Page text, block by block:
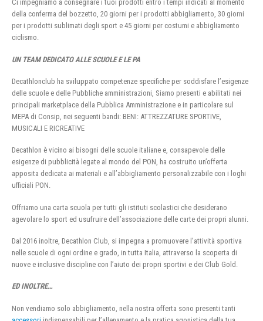
Ci impegniamo a consegnare i tuoi prodotti entro i tempi indicati al momento
della conferma del bozzetto, 20 giorni per i prodotti abbigliamento, 30 giorni
per i prodotti sublimati degli sport e 45 giorni per costumi e abbigliamento
ciclismo.
UN TEAM DEDICATO ALLE SCUOLE E LE PA
Decathlonclub ha sviluppato competenze specifiche per soddisfare l’esigenze
delle scuole e delle Pubbliche amministrazioni, Siamo presenti e abilitati nei
principali marketplace della Pubblica Amministrazione e in particolare sul
MEPA di Consip, nei seguenti bandi: BENI: ATTREZZATURE SPORTIVE,
MUSICALI E RICREATIVE
Decathlon è vicino ai bisogni delle scuole italiane e, consapevole delle
esigenze di pubblicità legate al mondo del PON, ha costruito un’offerta
apposita dedicata ai materiali e all’abbigliamento personalizzabile con i loghi
ufficiali PON.
Offriamo una carta scuola per tutti gli istituti scolastici che desiderano
agevolare lo sport ed usufruire dell’associazione delle carte dei propri alunni.
Dal 2016 inoltre, Decathlon Club, si impegna a promuovere l’attività sportiva
nelle scuole di ogni ordine e grado, in tutta Italia, attraverso la scoperta di
nuove e inclusive discipline con l’aiuto dei propri sportivi e dei Club Gold.
ED INOLTRE…
Non vendiamo solo abbigliamento, nella nostra offerta sono presenti tanti